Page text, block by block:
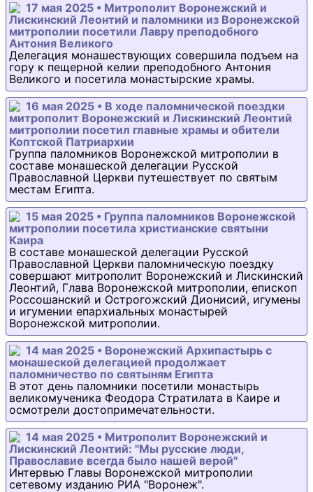
17 мая 2025 • Митрополит Воронежский и
Лискинский Леонтий и паломники из Воронежской
митрополии посетили Лавру преподобного
Антония Великого
Делегация монашествующих совершила подъем на
гору к пещерной келии преподобного Антония
Великого и посетила монастырские храмы.
16 мая 2025 • В ходе паломнической поездки
митрополит Воронежский и Лискинский Леонтий
митрополии посетил главные храмы и обители
Коптской Патриархии
Группа паломников Воронежской митрополии в
составе монашеской делегации Русской
Православной Церкви путешествует по святым
местам Египта.
15 мая 2025 • Группа паломников Воронежской
митрополии посетила христианские святыни
Каира
В составе монашеской делегации Русской
Православной Церкви паломническую поездку
совершают митрополит Воронежский и Лискинский
Леонтий, Глава Воронежской митрополии, епископ
Россошанский и Острогожский Дионисий, игумены
и игумении епархиальных монастырей
Воронежской митрополии.
14 мая 2025 • Воронежский Архипастырь с
монашеской делегацией продолжает
паломничество по святыням Египта
В этот день паломники посетили монастырь
великомученика Феодора Стратилата в Каире и
осмотрели достопримечательности.
14 мая 2025 • Митрополит Воронежский и
Лискинский Леонтий: "Мы русские люди,
Православие всегда было нашей верой"
Интервью Главы Воронежской митрополии
сетевому изданию РИА "Воронеж".